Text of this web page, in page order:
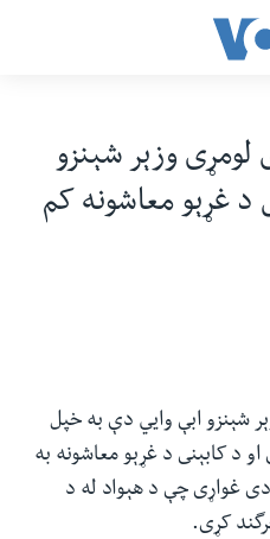
وزېر شېنزو
د غړېو معاشونه کم
شېنزو ابې وايي دې به خپل
د کابېنى د غړېو معاشونه به
غواړى چې د هېواد له د
کړى.